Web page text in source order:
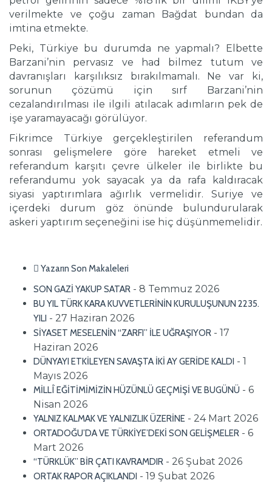
verilmekte ve çoğu zaman Bağdat bundan da
imtina etmekte.
Peki, Türkiye bu durumda ne yapmalı? Elbette
Barzani’nin pervasız ve had bilmez tutum ve
davranışları karşılıksız bırakılmamalı. Ne var ki,
sorunun çözümü için sırf Barzani’nin
cezalandırılması ile ilgili atılacak adımların pek de
işe yaramayacağı görülüyor.
Fikrimce Türkiye gerçekleştirilen referandum
sonrası gelişmelere göre hareket etmeli ve
referandum karşıtı çevre ülkeler ile birlikte bu
referandumu yok sayacak ya da rafa kaldıracak
siyasi yaptırımlara ağırlık vermelidir. Suriye ve
içerdeki durum göz önünde bulundurularak
askeri yaptırım seçeneğini ise hiç düşünmemelidir.
Yazarın Son Makaleleri
SON GAZİ YAKUP SATAR - 8 Temmuz 2026
BU YIL TÜRK KARA KUVVETLERİNİN KURULUŞUNUN 2235.
YILI - 27 Haziran 2026
SİYASET MESELENİN “ZARFI” İLE UĞRAŞIYOR - 17
Haziran 2026
DÜNYAYI ETKİLEYEN SAVAŞTA İKİ AY GERİDE KALDI - 1
Mayıs 2026
MİLLÎ EĞİTİMİMİZİN HÜZÜNLÜ GEÇMİŞİ VE BUGÜNÜ - 6
Nisan 2026
YALNIZ KALMAK VE YALNIZLIK ÜZERİNE - 24 Mart 2026
ORTADOĞU’DA VE TÜRKİYE’DEKİ SON GELİŞMELER - 6
Mart 2026
“TÜRKLÜK” BİR ÇATI KAVRAMDIR - 26 Şubat 2026
ORTAK RAPOR AÇIKLANDI - 19 Şubat 2026